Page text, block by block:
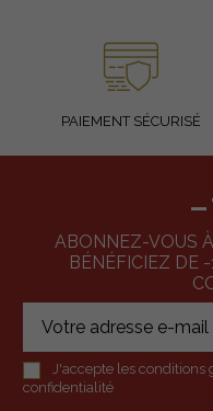
PAIEMENT SÉCURISÉ
ABONNEZ-VOUS
BÉNÉFICIEZ DE
J'accepte les conditions
confidentialité